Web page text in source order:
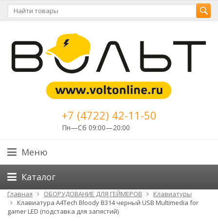
+7 (4722) 42-11-50
Пн—Сб 09:00—20:00
Меню
Каталог
Главная ОБОРУДОВАНИЕ ДЛЯ ГЕЙМЕРОВ
Клавиатуры
Клавиатура A4Tech Bloody B314 черный USB Multimedia for
gamer LED (подставка для запястий)